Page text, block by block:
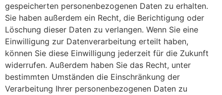
gespeicherten personenbezogenen Daten zu erhalten.
Sie haben außerdem ein Recht, die Berichtigung oder
Löschung dieser Daten zu verlangen. Wenn Sie eine
Einwilligung zur Datenverarbeitung erteilt haben,
können Sie diese Einwilligung jederzeit für die Zukunft
widerrufen. Außerdem haben Sie das Recht, unter
bestimmten Umständen die Einschränkung der
Verarbeitung Ihrer personenbezogenen Daten zu